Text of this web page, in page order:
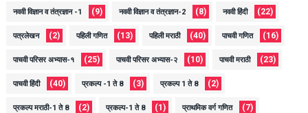
नववी विज्ञान व तंत्रज्ञान -1 (9) नववी विज्ञान व तंत्रज्ञान-2 (8) नववी हिंदी (22)
पत्रलेखन (2) पहिली गणित (13) पहिली मराठी (40) पाचवी गणित (16)
पाचवी परिसर अभ्यास-१ (25) पाचवी परिसर अभ्यास-२ (10) पाचवी मराठी (23)
पाचवी हिंदी (40) प्रकल्प -1 ते 8 (3) प्रकल्प 1 ते 8 (2)
प्रकल्प मराठी-1 ते 8 (2) प्रकल्प-1 ते 8 (1) प्राथमिक वर्ग गणित (7)